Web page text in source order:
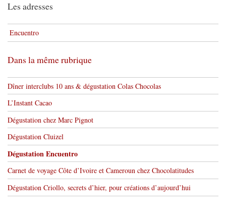
Les adresses
Encuentro
Dans la même rubrique
Dîner interclubs 10 ans & dégustation Colas Chocolas
L’Instant Cacao
Dégustation chez Marc Pignot
Dégustation Cluizel
Dégustation Encuentro
Carnet de voyage Côte d’Ivoire et Cameroun chez Chocolatitudes
Dégustation Criollo, secrets d’hier, pour créations d’aujourd’hui